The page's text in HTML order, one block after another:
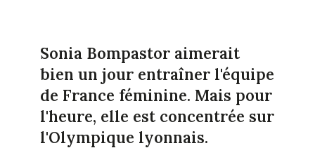
Sonia Bompastor aimerait
bien un jour entraîner l'équipe
de France féminine. Mais pour
l'heure, elle est concentrée sur
l'Olympique lyonnais.